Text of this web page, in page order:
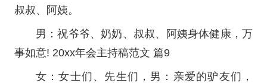
叔叔、阿姨。
男：祝爷爷、奶奶、叔叔、阿姨身体健康，万
事如意! 20xx年会主持稿范文 篇9
女：女士们、先生们，男：亲爱的驴友们，